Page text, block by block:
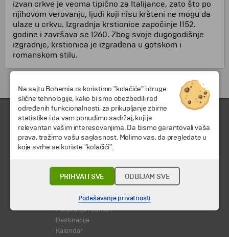
izvan crkve je veoma tipično za Italijance, zato što po
njihovom verovanju, ljudi koji nisu kršteni ne mogu da
ulaze u crkvu. Izgradnja krstionice započinje 1152.
godine i završava se 1260. Zbog svoje dugogodišnje
izgradnje, krstionica je izgrađena u gotskom i
romanskom stilu.
© 2026 TA BOHEMIA TRAVEL DOO.Sva prava zadržava.
Putovanja i odmori
Destinacija
Kalendar
Na sajtu Bohemia.rs koristimo "kolačiće" i druge
slične tehnologije, kako bi smo obezbedili rad
određenih funkcionalnosti, za prikupljanje zbirne
statistike i da vam ponudimo sadržaj, koji je
relevantan vašim interesovanjima. Da bismo garantovali vaša
prava, tražimo vašu saglasnost. Molimo vas, da pregledate u
koje svrhe se koriste "kolačići".
PRIHVATI SVE ODBIJAM SVE
Podešavanje privatnosti